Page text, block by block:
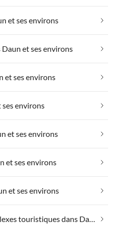
et ses environs
Daun et ses environs
et ses environs
ses environs
et ses environs
et ses environs
et ses environs
Villages de vacances et complexes touristiques dans Daun et ses environs